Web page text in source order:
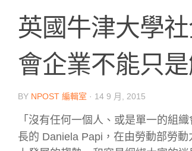
英國牛津大學
會企業不能只
BY NPOST 編輯室 · 14 9 月, 2015
「沒有任何一個人、或是單一的組
長的 Daniela Papi，在由勞動部勞